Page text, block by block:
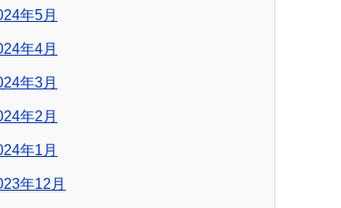
年5月
年4月
年3月
年2月
年1月
年12月